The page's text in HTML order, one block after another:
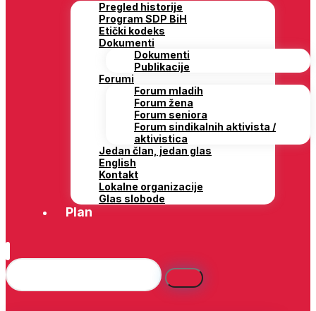
Pregled historije
Program SDP BiH
Etički kodeks
Dokumenti
Dokumenti
Publikacije
Forumi
Forum mladih
Forum žena
Forum seniora
Forum sindikalnih aktivista /
aktivistica
Jedan član, jedan glas
English
Kontakt
Lokalne organizacije
Glas slobode
Plan